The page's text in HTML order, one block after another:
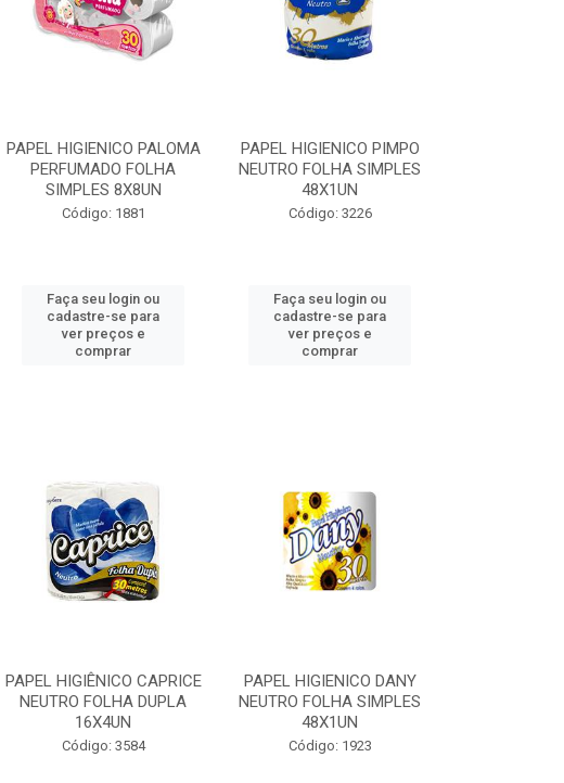
PAPEL HIGIENICO PALOMA
PERFUMADO FOLHA
SIMPLES 8X8UN
Código: 1881
Faça seu login ou
cadastre-se para
ver preços e
comprar
PAPEL HIGIENICO PIMPO
NEUTRO FOLHA SIMPLES
48X1UN
Código: 3226
Faça seu login ou
cadastre-se para
ver preços e
comprar
PAPEL HIGIÊNICO CAPRICE
NEUTRO FOLHA DUPLA
16X4UN
Código: 3584
PAPEL HIGIENICO DANY
NEUTRO FOLHA SIMPLES
48X1UN
Código: 1923